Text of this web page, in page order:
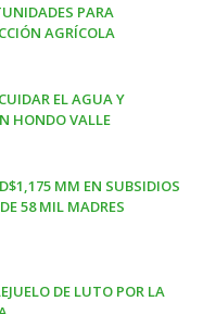
PARA
AGRÍCOLA
EL AGUA Y
HONDO VALLE
MM EN SUBSIDIOS
58 MIL MADRES
DE LUTO POR LA